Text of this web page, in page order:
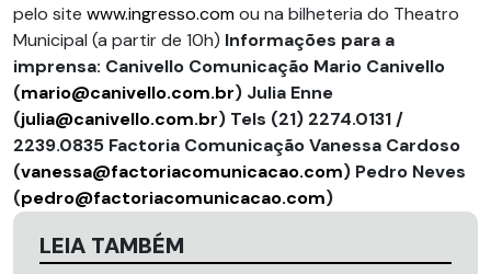
pelo site www.ingresso.comou na bilheteria do Theatro
Municipal (a partir de 10h) Informações para a
imprensa: Canivello Comunicação Mario Canivello
(mario@canivello.com.br) Julia Enne
(julia@canivello.com.br) Tels (21) 2274.0131 /
2239.0835 Factoria ComunicaçãoVanessa Cardoso
(vanessa@factoriacomunicacao.com) Pedro Neves
(pedro@factoriacomunicacao.com)
LEIA TAMBÉM